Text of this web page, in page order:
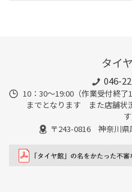
タイ
046-
10：30～19:00（作業受付終
までとなります また店舗状
す
〒243-0816 神奈川県